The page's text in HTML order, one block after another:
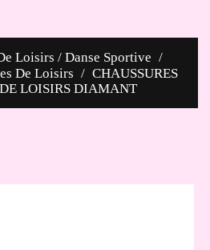
Loisirs / Danse Sportive
De Loisirs
CHAUSSURES
LOISIRS DIAMANT